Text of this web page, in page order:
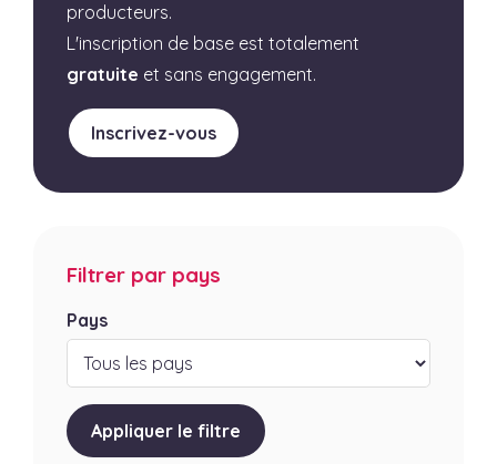
producteurs.
L'inscription de base est totalement
gratuite et sans engagement.
Inscrivez-vous
Filtrer par pays
Pays
Appliquer le filtre